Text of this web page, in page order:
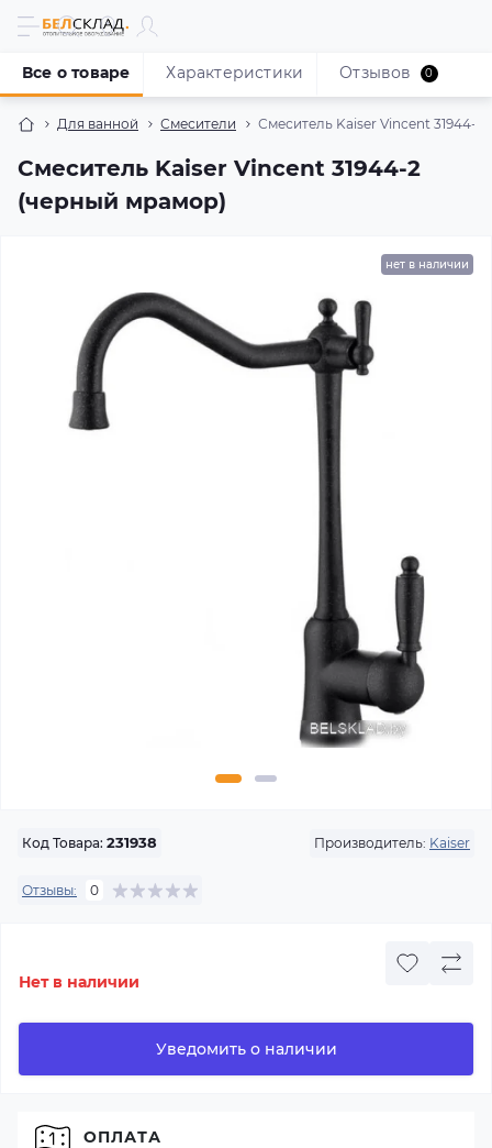
Для ванной Смесители Смеситель Kaiser Vincent 31944-
Смеситель Kaiser Vincent 31944-2
(черный мрамор)
Все о товаре Характеристики Отзывов 0
нет в наличии
Код Товара: 231938 Производитель: Kaiser
Отзывы: 0
Нет в наличии
Уведомить о наличии
ОПЛАТА